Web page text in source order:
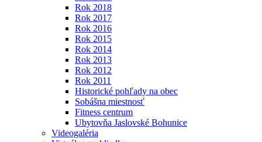
Rok 2018
Rok 2017
Rok 2016
Rok 2015
Rok 2014
Rok 2013
Rok 2012
Rok 2011
Historické pohľady na obec
Sobášna miestnosť
Fitness centrum
Ubytovňa Jaslovské Bohunice
Videogaléria